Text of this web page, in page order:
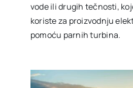
vode ili drugih tečnosti,
koriste za proizvodnju
pomoću parnih turbina.